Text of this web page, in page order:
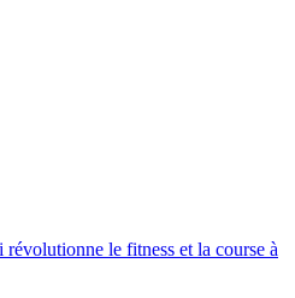
le fitness et la course à